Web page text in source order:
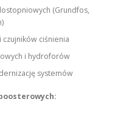
(Grundfos,
ciśnienia
i hydroforów
systemów